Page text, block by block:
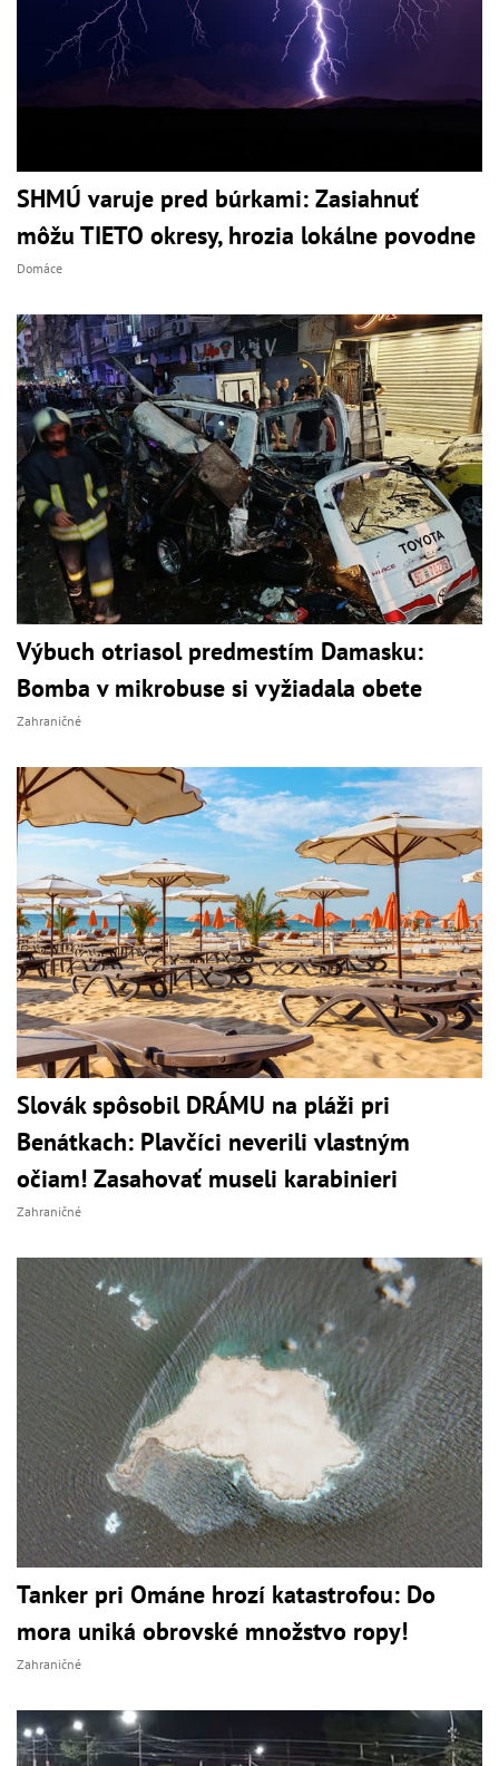
SHMÚ varuje pred búrkami: Zasiahnuť
môžu TIETO okresy, hrozia lokálne povodne
Domáce
Výbuch otriasol predmestím Damasku:
Bomba v mikrobuse si vyžiadala obete
Zahraničné
Slovák spôsobil DRÁMU na pláži pri
Benátkach: Plavčíci neverili vlastným
očiam! Zasahovať museli karabinieri
Zahraničné
Tanker pri Ománe hrozí katastrofou: Do
mora uniká obrovské množstvo ropy!
Zahraničné